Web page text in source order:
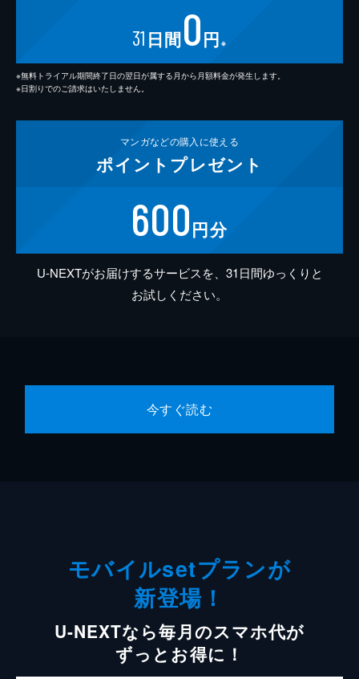
31 日間0円 ※
※無料トライアル期間終了日の翌日が属する月から月額料金が発生します。
※日割りでのご請求はいたしません。
マンガなどの購入に使える
ポイント プレゼント
600円分
U-NEXTがお届けするサービスを、31日間ゆっくりと
お試しください。
今すぐ読む
モバイルsetプランが
新登場！
U-NEXTなら毎月のスマホ代が
ずっとお得に！